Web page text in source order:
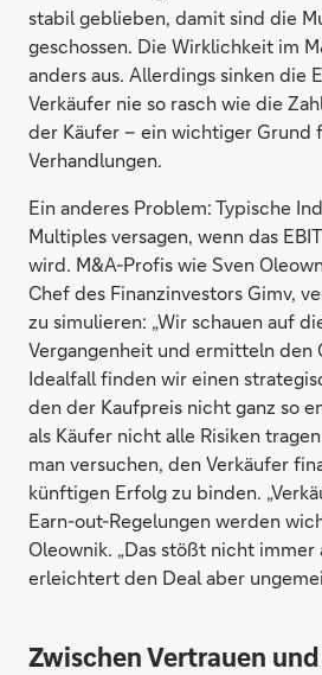
stabil geblieben, damit sind die
geschossen. Die Wirklichkeit im
anders aus. Allerdings sinken die
Verkäufer nie so rasch wie die
der Käufer – ein wichtiger Grund
Verhandlungen.
Ein anderes Problem: Typische
Multiples versagen, wenn das
wird. M&A-Profis wie Sven
Chef des Finanzinvestors Gimv,
zu simulieren: „Wir schauen auf
Vergangenheit und ermitteln den
Idealfall finden wir einen
den der Kaufpreis nicht ganz so
als Käufer nicht alle Risiken
man versuchen, den Verkäufer
künftigen Erfolg zu binden.
Earn-out-Regelungen werden
Oleownik. „Das stößt nicht immer
erleichtert den Deal aber
Zwischen Vertrauen